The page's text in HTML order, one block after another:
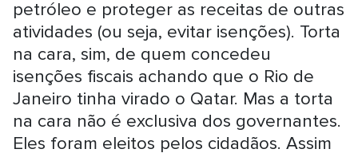
petróleo e proteger as receitas de outras
atividades (ou seja, evitar isenções). Torta
na cara, sim, de quem concedeu
isenções fiscais achando que o Rio de
Janeiro tinha virado o Qatar. Mas a torta
na cara não é exclusiva dos governantes.
Eles foram eleitos pelos cidadãos. Assim